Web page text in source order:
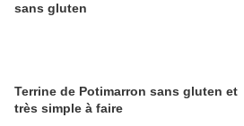
sans gluten
Terrine de Potimarron sans gluten et
très simple à faire